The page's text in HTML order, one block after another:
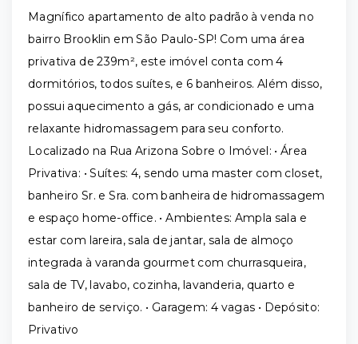
Magnífico apartamento de alto padrão à venda no
bairro Brooklin em São Paulo-SP! Com uma área
privativa de 239m², este imóvel conta com 4
dormitórios, todos suítes, e 6 banheiros. Além disso,
possui aquecimento a gás, ar condicionado e uma
relaxante hidromassagem para seu conforto.
Localizado na Rua Arizona Sobre o Imóvel: • Área
Privativa: • Suítes: 4, sendo uma master com closet,
banheiro Sr. e Sra. com banheira de hidromassagem
e espaço home-office. • Ambientes: Ampla sala e
estar com lareira, sala de jantar, sala de almoço
integrada à varanda gourmet com churrasqueira,
sala de TV, lavabo, cozinha, lavanderia, quarto e
banheiro de serviço. • Garagem: 4 vagas • Depósito:
Privativo